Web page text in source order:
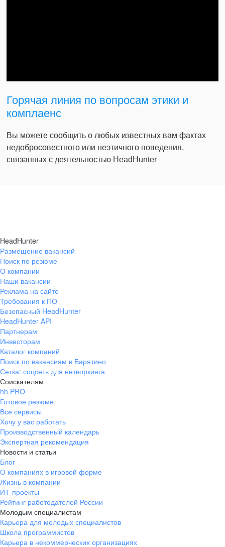
Горячая линия по вопросам этики и
комплаенс
Вы можете сообщить о любых известных вам фактах
недобросовестного или неэтичного поведения,
связанных с деятельностью HeadHunter
HeadHunter
Размещение вакансий
Поиск по резюме
О компании
Наши вакансии
Реклама на сайте
Требования к ПО
Безопасный HeadHunter
HeadHunter API
Партнерам
Инвесторам
Каталог компаний
Поиск по вакансиям в Барятино
Сетка: соцсеть для нетворкинга
Соискателям
hh PRO
Готовое резюме
Все сервисы
Хочу у вас работать
Производственный календарь
Экспертная рекомендация
Новости и статьи
Блог
О компаниях в игровой форме
Жизнь в компании
ИТ-проекты
Рейтинг работодателей России
Молодым специалистам
Карьера для молодых специалистов
Школа программистов
Карьера в некоммерческих организациях